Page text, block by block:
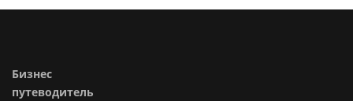
Бизнес
путеводитель